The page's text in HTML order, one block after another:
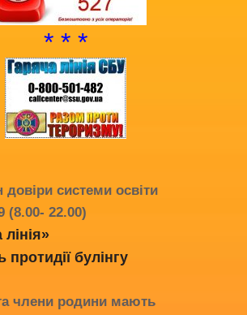
* * *
системи освіти
(8.00- 22.00)
протидії булінгу
члени родини мають